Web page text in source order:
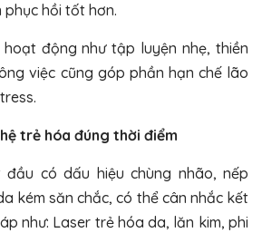
hồi tốt hơn.
động như tập luyện nhẹ, thiền
việc cũng góp phần hạn chế lão
trẻ hóa đúng thời điểm
có dấu hiệu chùng nhão, nếp
kém săn chắc, có thể cân nhắc kết
như: Laser trẻ hóa da, lăn kim, phi